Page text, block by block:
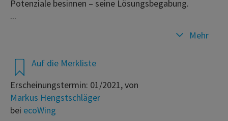
Auf die Merkliste
Erscheinungstermin: 01/2021, von
Markus Hengstschläger
bei ecoWing
Potenziale besinnen – seine Lösungsbegabung.
...
Mehr